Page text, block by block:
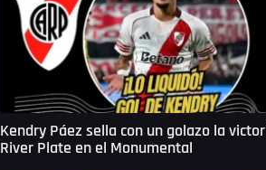
Kendry Páez sella con un golazo la
River Plate en el Monumental